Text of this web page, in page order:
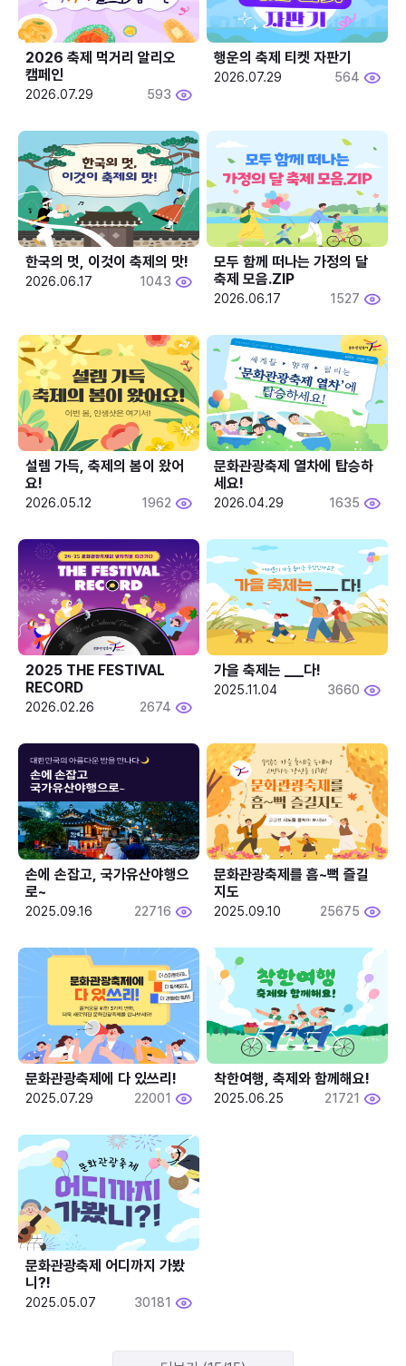
2026 축제 먹거리 알리오
캠페인
2026.07.29 593
행운의 축제 티켓 자판기
2026.07.29 564
한국의 멋, 이것이 축제의 맛!
2026.06.17 1043
모두 함께 떠나는 가정의 달
축제 모음.ZIP
2026.06.17 1527
설렘 가득, 축제의 봄이 왔어
요!
2026.05.12 1962
문화관광축제 열차에 탑승하
세요!
2026.04.29 1635
2025 THE FESTIVAL
RECORD
2026.02.26 2674
2025.11.04 3660
손에 손잡고, 국가유산야행으
로~
2025.09.16 22716
문화관광축제를 흠~뻑 즐길
지도
2025.09.10 25675
문화관광축제에 다 있쓰리!
2025.07.29 22001
착한여행, 축제와 함께해요!
2025.06.25 21721
문화관광축제 어디까지 가봤
니?!
2025.05.07 30181